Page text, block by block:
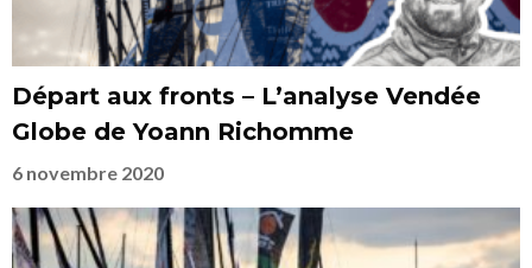
Départ aux fronts – L’analyse Vendée
Globe de Yoann Richomme
6 novembre 2020